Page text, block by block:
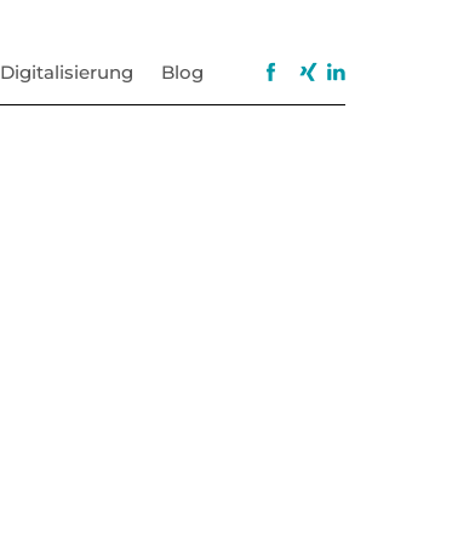
Digitalisierung Blog